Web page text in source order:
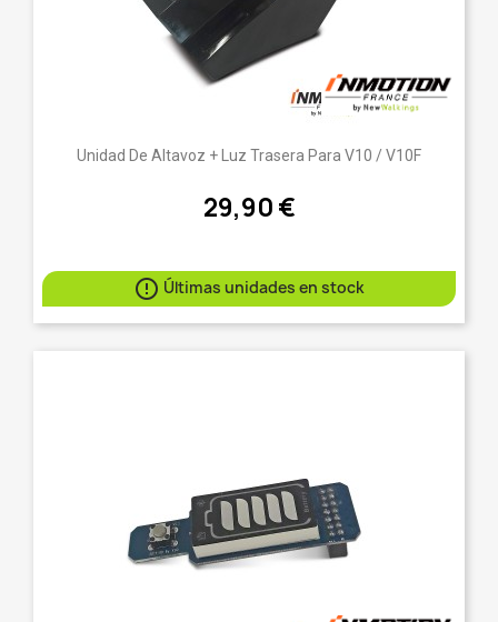
Unidad De Altavoz + Luz Trasera Para V10 / V10F
29,90 €
 Últimas unidades en stock